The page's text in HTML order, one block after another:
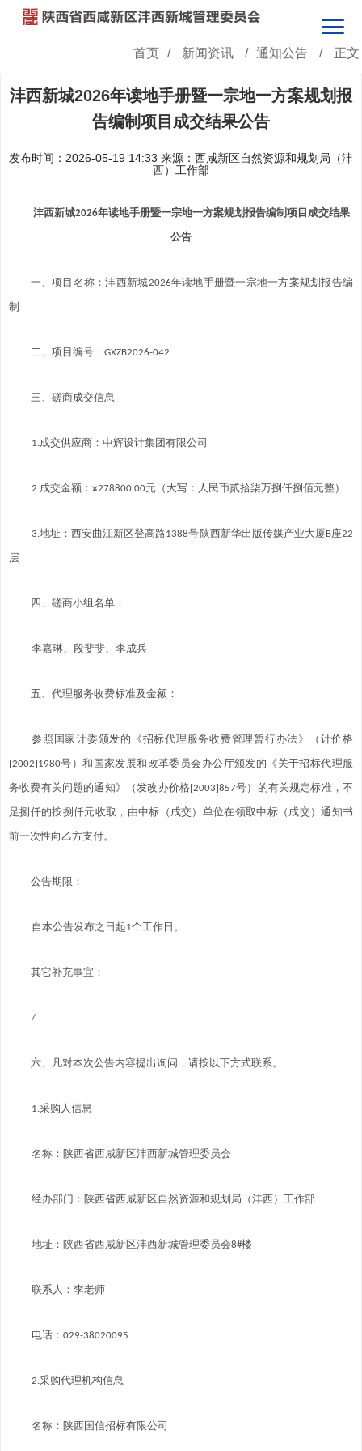
首页 / 新闻资讯 / 通知公告 / 正文
沣西新城2026年读地手册暨一宗地一方案规划报
告编制项目成交结果公告
发布时间：2026-05-19 14:33 来源：西咸新区自然资源和规划局（沣
西）工作部
沣西新城2026年读地手册暨一宗地一方案规划报告编制项目成交结果
公告
一、项目名称：沣西新城2026年读地手册暨一宗地一方案规划报告编
制
二、项目编号：GXZB2026-042
三、磋商成交信息
1.成交供应商：中辉设计集团有限公司
2.成交金额：¥278800.00元（大写：人民币贰拾柒万捌仟捌佰元整）
3.地址：西安曲江新区登高路1388号陕西新华出版传媒产业大厦B座22
层
四、磋商小组名单：
李嘉琳、段斐斐、李成兵
五、代理服务收费标准及金额：
参照国家计委颁发的《招标代理服务收费管理暂行办法》（计价格
[2002]1980号）和国家发展和改革委员会办公厅颁发的《关于招标代理服
务收费有关问题的通知》（发改办价格[2003]857号）的有关规定标准，不
足捌仟的按捌仟元收取，由中标（成交）单位在领取中标（成交）通知书
前一次性向乙方支付。
公告期限：
自本公告发布之日起1个工作日。
其它补充事宜：
/
六、凡对本次公告内容提出询问，请按以下方式联系。
1.采购人信息
名称：陕西省西咸新区沣西新城管理委员会
经办部门：陕西省西咸新区自然资源和规划局（沣西）工作部
地址：陕西省西咸新区沣西新城管理委员会8#楼
联系人：李老师
电话：029-38020095
2.采购代理机构信息
名称：陕西国信招标有限公司